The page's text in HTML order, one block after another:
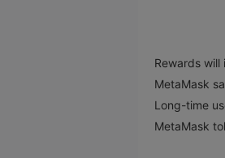
Rewards
MetaMask
Long-time
MetaMask